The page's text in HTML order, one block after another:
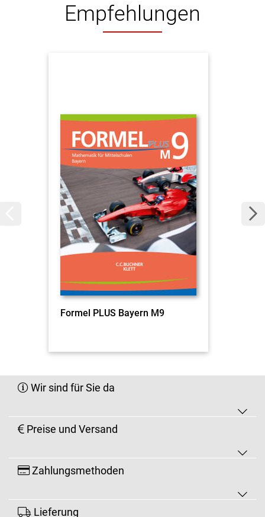
Empfehlungen
Formel PLUS Bayern M9
Wir sind für Sie da
Preise und Versand
Zahlungsmethoden
Lieferung